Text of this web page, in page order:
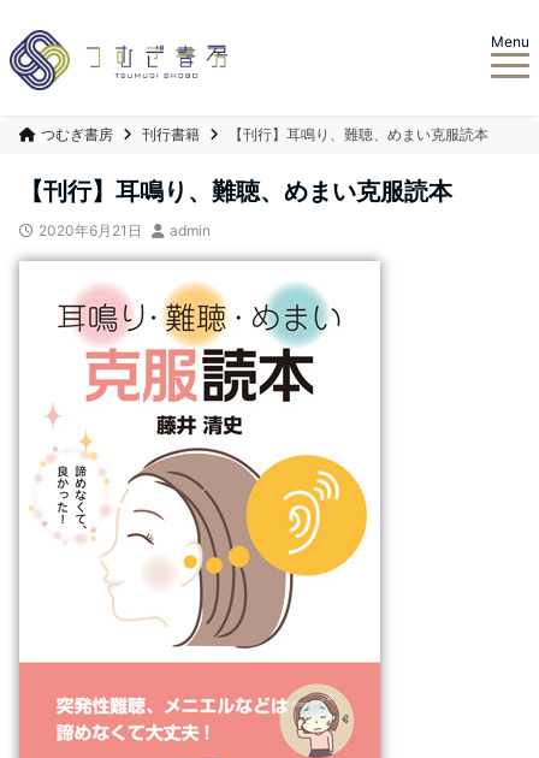
Menu
つむぎ書房 刊行書籍 【刊行】耳鳴り、難聴、めまい克服読本
【刊行】耳鳴り、難聴、めまい克服読本
2020年6月21日 admin